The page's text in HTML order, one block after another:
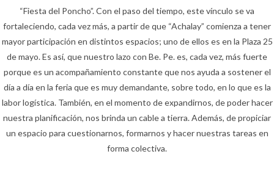
“Fiesta del Poncho”. Con el paso del tiempo, este vínculo se va
fortaleciendo, cada vez más, a partir de que “Achalay” comienza a tener
mayor participación en distintos espacios; uno de ellos es en la Plaza 25
de mayo. Es así, que nuestro lazo con Be. Pe. es, cada vez, más fuerte
porque es un acompañamiento constante que nos ayuda a sostener el
día a día en la feria que es muy demandante, sobre todo, en lo que es la
labor logística. También, en el momento de expandirnos, de poder hacer
nuestra planificación, nos brinda un cable a tierra. Además, de propiciar
un espacio para cuestionarnos, formarnos y hacer nuestras tareas en
forma colectiva.